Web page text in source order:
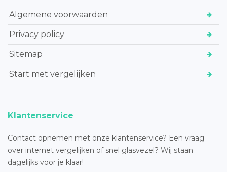
Algemene voorwaarden
Privacy policy
Sitemap
Start met vergelijken
Klantenservice
Contact opnemen met onze klantenservice? Een vraag
over internet vergelijken of snel glasvezel? Wij staan
dagelijks voor je klaar!